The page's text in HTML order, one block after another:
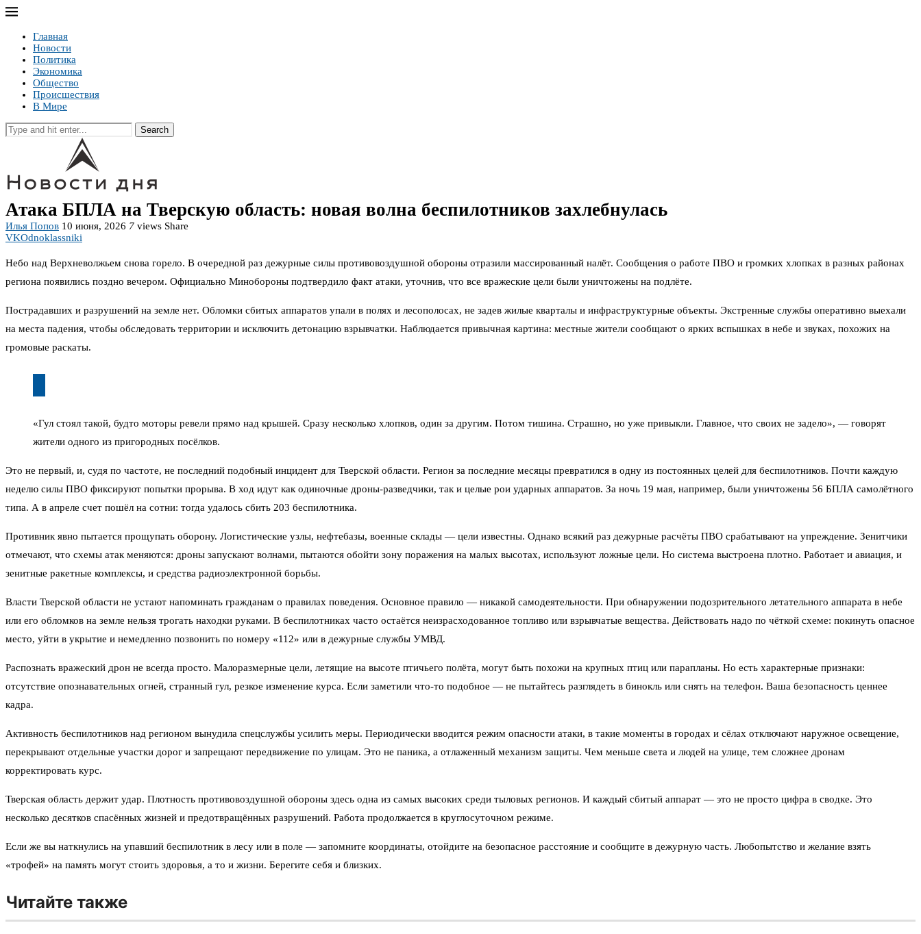
Главная
Новости
Политика
Экономика
Общество
Происшествия
В Мире
Search
Атака БПЛА на Тверскую область: новая волна беспилотников захлебнулась
Илья Попов 10 июня, 2026 7 views Share
VKOdnoklassniki
Небо над Верхневолжьем снова горело. В очередной раз дежурные силы противовоздушной обороны отразили массированный налёт. Сообщения о работе ПВО и громких хлопках в разных районах
региона появились поздно вечером. Официально Минобороны подтвердило факт атаки, уточнив, что все вражеские цели были уничтожены на подлёте.
Пострадавших и разрушений на земле нет. Обломки сбитых аппаратов упали в полях и лесополосах, не задев жилые кварталы и инфраструктурные объекты. Экстренные службы оперативно выехали
на места падения, чтобы обследовать территории и исключить детонацию взрывчатки. Наблюдается привычная картина: местные жители сообщают о ярких вспышках в небе и звуках, похожих на
громовые раскаты.
«Гул стоял такой, будто моторы ревели прямо над крышей. Сразу несколько хлопков, один за другим. Потом тишина. Страшно, но уже привыкли. Главное, что своих не задело», — говорят
жители одного из пригородных посёлков.
Это не первый, и, судя по частоте, не последний подобный инцидент для Тверской области. Регион за последние месяцы превратился в одну из постоянных целей для беспилотников. Почти каждую
неделю силы ПВО фиксируют попытки прорыва. В ход идут как одиночные дроны-разведчики, так и целые рои ударных аппаратов. За ночь 19 мая, например, были уничтожены 56 БПЛА самолётного
типа. А в апреле счет пошёл на сотни: тогда удалось сбить 203 беспилотника.
Противник явно пытается прощупать оборону. Логистические узлы, нефтебазы, военные склады — цели известны. Однако всякий раз дежурные расчёты ПВО срабатывают на упреждение. Зенитчики
отмечают, что схемы атак меняются: дроны запускают волнами, пытаются обойти зону поражения на малых высотах, используют ложные цели. Но система выстроена плотно. Работает и авиация, и
зенитные ракетные комплексы, и средства радиоэлектронной борьбы.
Власти Тверской области не устают напоминать гражданам о правилах поведения. Основное правило — никакой самодеятельности. При обнаружении подозрительного летательного аппарата в небе
или его обломков на земле нельзя трогать находки руками. В беспилотниках часто остаётся неизрасходованное топливо или взрывчатые вещества. Действовать надо по чёткой схеме: покинуть опасное
место, уйти в укрытие и немедленно позвонить по номеру «112» или в дежурные службы УМВД.
Распознать вражеский дрон не всегда просто. Малоразмерные цели, летящие на высоте птичьего полёта, могут быть похожи на крупных птиц или парапланы. Но есть характерные признаки:
отсутствие опознавательных огней, странный гул, резкое изменение курса. Если заметили что-то подобное — не пытайтесь разглядеть в бинокль или снять на телефон. Ваша безопасность ценнее
кадра.
Активность беспилотников над регионом вынудила спецслужбы усилить меры. Периодически вводится режим опасности атаки, в такие моменты в городах и сёлах отключают наружное освещение,
перекрывают отдельные участки дорог и запрещают передвижение по улицам. Это не паника, а отлаженный механизм защиты. Чем меньше света и людей на улице, тем сложнее дронам
корректировать курс.
Тверская область держит удар. Плотность противовоздушной обороны здесь одна из самых высоких среди тыловых регионов. И каждый сбитый аппарат — это не просто цифра в сводке. Это
несколько десятков спасённых жизней и предотвращённых разрушений. Работа продолжается в круглосуточном режиме.
Если же вы наткнулись на упавший беспилотник в лесу или в поле — запомните координаты, отойдите на безопасное расстояние и сообщите в дежурную часть. Любопытство и желание взять
«трофей» на память могут стоить здоровья, а то и жизни. Берегите себя и близких.
Читайте также